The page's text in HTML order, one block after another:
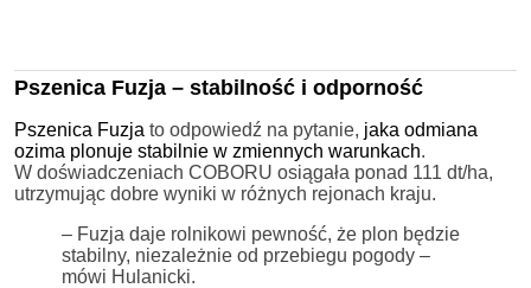
Pszenica Fuzja – stabilność i odporność
Pszenica Fuzja to odpowiedź na pytanie, jaka odmiana
ozima plonuje stabilnie w zmiennych warunkach.
W doświadczeniach COBORU osiągała ponad 111 dt/ha,
utrzymując dobre wyniki w różnych rejonach kraju.
– Fuzja daje rolnikowi pewność, że plon będzie
stabilny, niezależnie od przebiegu pogody –
mówi Hulanicki.